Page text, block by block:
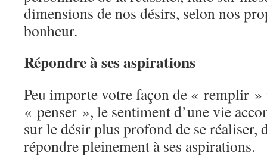
dimensions de nos désirs, selon nos
bonheur.
Répondre à ses aspirations
Peu importe votre façon de « remplir »
« penser », le sentiment d’une vie
sur le désir plus profond de se réaliser,
répondre pleinement à ses aspirations.